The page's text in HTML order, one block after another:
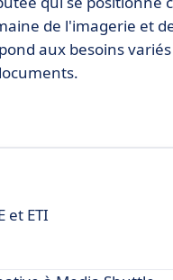
de l'imagerie et
aux besoins
et ETI